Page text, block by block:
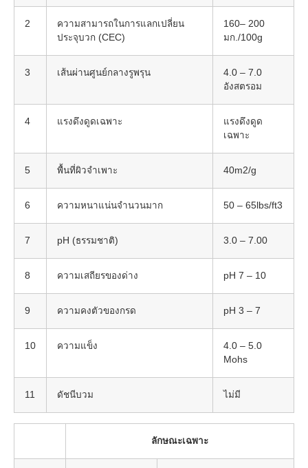
2
ความสามารถในการแลกเปลี่ยน
ประจุบวก (CEC)
160– 200
มก./100g
3 เส้นผ่านศูนย์กลางรูพรุน
4.0 – 7.0
อังสตรอม
4 แรงดึงดูดเฉพาะ
แรงดึงดูด
เฉพาะ
5 พื้นที่ผิวจำเพาะ 40m2/g
6 ความหนาแน่นจำนวนมาก 50 – 65lbs/ft3
7 pH (ธรรมชาติ) 3.0 – 7.00
8 ความเสถียรของด่าง pH 7 – 10
9 ความคงตัวของกรด pH 3 – 7
10 ความแข็ง
4.0 – 5.0
Mohs
11 ดัชนีบวม ไม่มี
ลักษณะเฉพาะ